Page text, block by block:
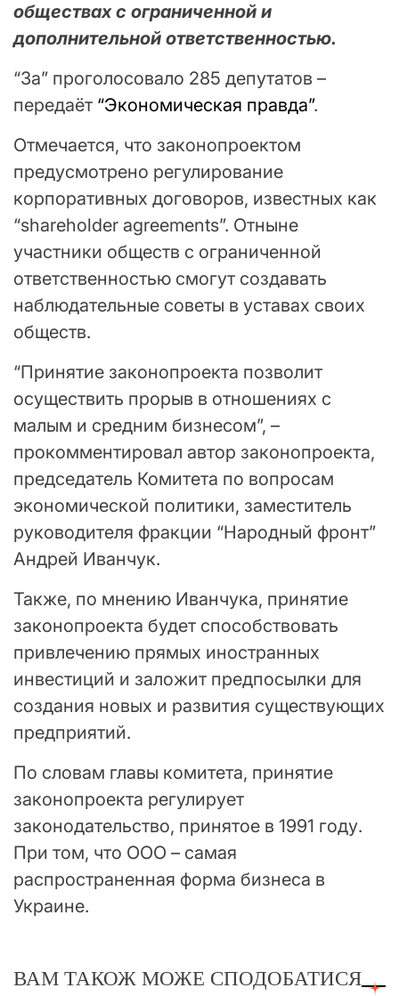
обществах с ограниченной и
дополнительной ответственностью.
“За” проголосовало 285 депутатов –
передаёт “Экономическая правда”.
Отмечается, что законопроектом
предусмотрено регулирование
корпоративных договоров, известных как
“shareholder agreements”. Отныне
участники обществ с ограниченной
ответственностью смогут создавать
наблюдательные советы в уставах своих
обществ.
“Принятие законопроекта позволит
осуществить прорыв в отношениях с
малым и средним бизнесом”, –
прокомментировал автор законопроекта,
председатель Комитета по вопросам
экономической политики, заместитель
руководителя фракции “Народный фронт”
Андрей Иванчук.
Также, по мнению Иванчука, принятие
законопроекта будет способствовать
привлечению прямых иностранных
инвестиций и заложит предпосылки для
создания новых и развития существующих
предприятий.
По словам главы комитета, принятие
законопроекта регулирует
законодательство, принятое в 1991 году.
При том, что ООО – самая
распространенная форма бизнеса в
Украине.
ВАМ ТАКОЖ МОЖЕ СПОДОБАТИСЯ